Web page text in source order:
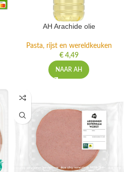
AH Arachide olie
Pasta, rijst en wereldkeuken
€4,49
NAAR AH